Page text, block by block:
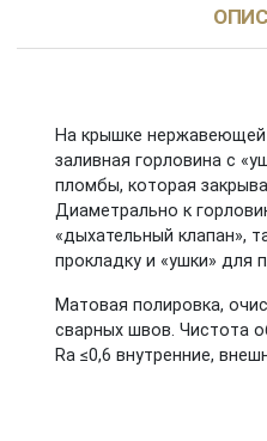
На крышке нержавеющей
заливная горловина с
пломбы, которая
Диаметрально к
«дыхательный клапан»,
прокладку и «ушки» для
Матовая полировка,
сварных швов. Чистота
Ra ≤0,6 внутренние,